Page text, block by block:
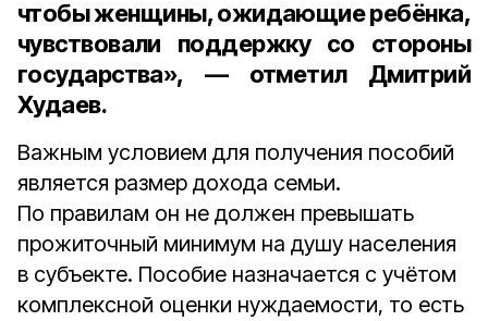
чтобы женщины, ожидающие ребёнка,
чувствовали поддержку со стороны
государства», — отметил Дмитрий
Худаев.
Важным условием для получения пособий
является размер дохода семьи.
По правилам он не должен превышать
прожиточный минимум на душу населения
в субъекте. Пособие назначается с учётом
комплексной оценки нуждаемости, то есть